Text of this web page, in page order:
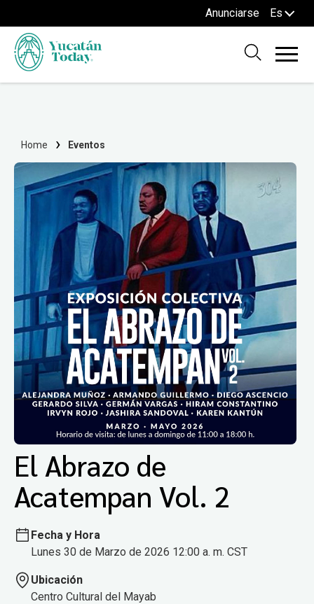
Anunciarse Es
Home Eventos
El Abrazo de
Acatempan Vol. 2
Fecha y Hora
Lunes 30 de Marzo de 2026 12:00 a. m. CST
Ubicación
Centro Cultural del Mayab